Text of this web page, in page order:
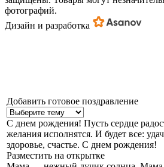
фотографий.
Дизайн и разработка
Добавить готовое поздравление
С днем рождения! Пусть сердце
желания исполнятся. И будет все:
здоровье, счастье. С днем рождения!
Разместить на открытке